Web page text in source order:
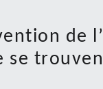
de
se